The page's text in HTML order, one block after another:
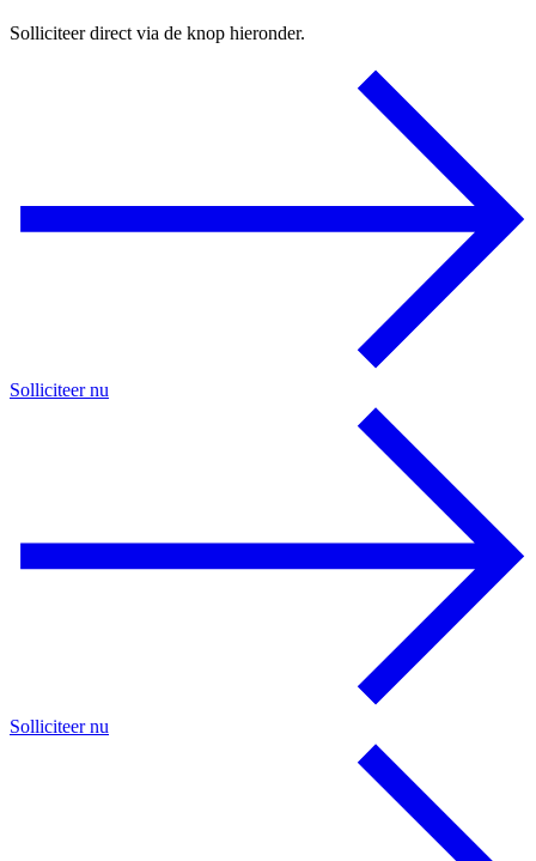
Solliciteer direct via de knop hieronder.
Solliciteer nu
Solliciteer nu